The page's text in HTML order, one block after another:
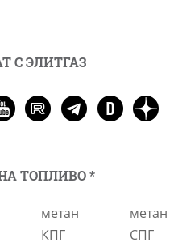
С ЭЛИТГАЗ
ТОПЛИВО *
метан
КПГ
метан
СПГ